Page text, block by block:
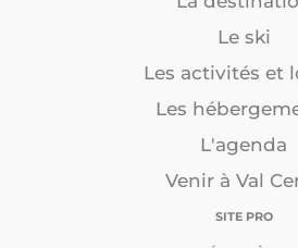
Le ski
Les activités et
Les
L'agenda
Venir à Val
SITE PRO